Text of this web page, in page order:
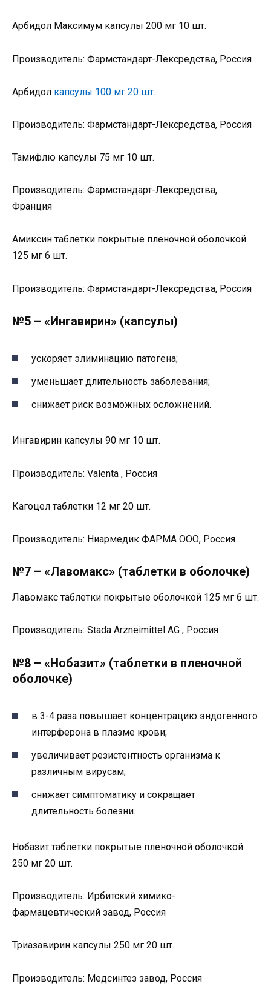
Арбидол Максимум капсулы 200 мг 10 шт.
Производитель: Фармстандарт-Лексредства, Россия
Арбидол капсулы 100 мг 20 шт.
Производитель: Фармстандарт-Лексредства, Россия
Тамифлю капсулы 75 мг 10 шт.
Производитель: Фармстандарт-Лексредства,
Франция
Амиксин таблетки покрытые пленочной оболочкой
125 мг 6 шт.
Производитель: Фармстандарт-Лексредства, Россия
№5 – «Ингавирин» (капсулы)
ускоряет элиминацию патогена;
уменьшает длительность заболевания;
снижает риск возможных осложнений.
Ингавирин капсулы 90 мг 10 шт.
Производитель: Valenta , Россия
Кагоцел таблетки 12 мг 20 шт.
Производитель: Ниармедик ФАРМА ООО, Россия
№7 – «Лавомакс» (таблетки в оболочке)
Лавомакс таблетки покрытые оболочкой 125 мг 6 шт.
Производитель: Stada Arzneimittel AG , Россия
№8 – «Нобазит» (таблетки в пленочной
оболочке)
в 3-4 раза повышает концентрацию эндогенного
интерферона в плазме крови;
увеличивает резистентность организма к
различным вирусам;
снижает симптоматику и сокращает
длительность болезни.
Нобазит таблетки покрытые пленочной оболочкой
250 мг 20 шт.
Производитель: Ирбитский химико-
фармацевтический завод, Россия
Триазавирин капсулы 250 мг 20 шт.
Производитель: Медсинтез завод, Россия